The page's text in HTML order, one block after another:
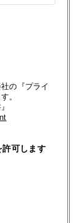
の『プライ
。
許可します